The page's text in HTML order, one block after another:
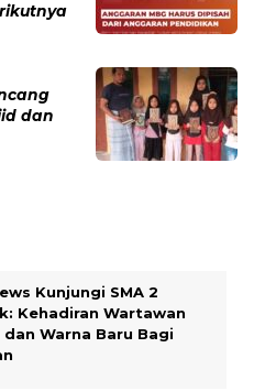
dan
Kunjungi SMA 2
Kehadiran Wartawan
Warna Baru Bagi